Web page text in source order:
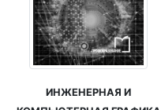
ИНЖЕНЕРНАЯ И